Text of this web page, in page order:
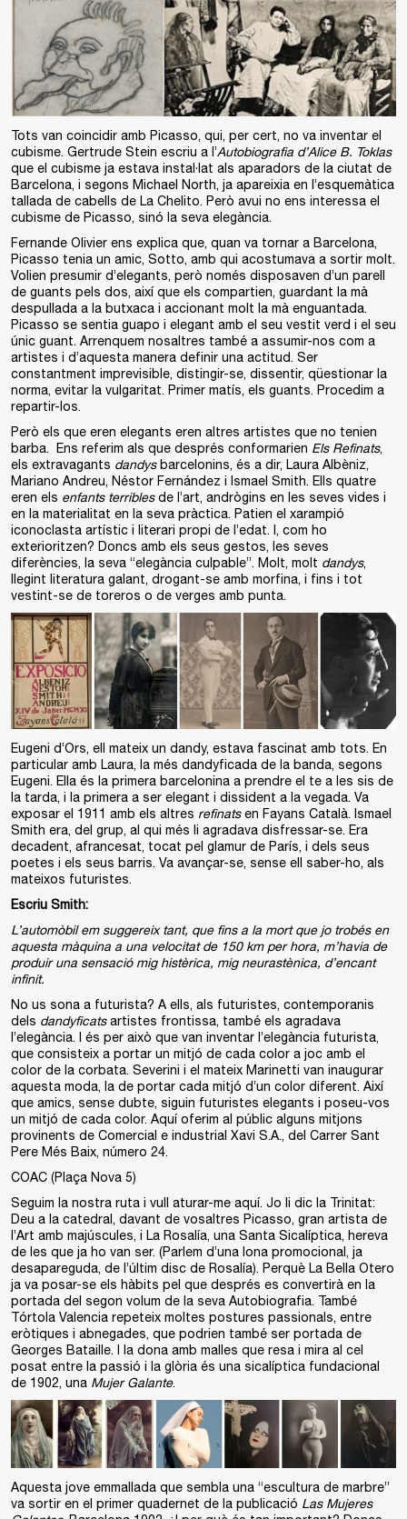
Tots van coincidir amb Picasso, qui, per cert, no va inventar el
cubisme. Gertrude Stein escriu a l’Autobiografia d’Alice B. Toklas
que el cubisme ja estava instal·lat als aparadors de la ciutat de
Barcelona, i segons Michael North, ja apareixia en l’esquemàtica
tallada de cabells de La Chelito. Però avui no ens interessa el
cubisme de Picasso, sinó la seva elegància.
Fernande Olivier ens explica que, quan va tornar a Barcelona,
Picasso tenia un amic, Sotto, amb qui acostumava a sortir molt.
Volien presumir d’elegants, però només disposaven d’un parell
de guants pels dos, així que els compartien, guardant la mà
despullada a la butxaca i accionant molt la mà enguantada.
Picasso se sentia guapo i elegant amb el seu vestit verd i el seu
únic guant. Arrenquem nosaltres també a assumir-nos com a
artistes i d’aquesta manera definir una actitud. Ser
constantment imprevisible, distingir-se, dissentir, qüestionar la
norma, evitar la vulgaritat. Primer matís, els guants. Procedim a
repartir-los.
Però els que eren elegants eren altres artistes que no tenien
barba. Ens referim als que després conformarien Els Refinats,
els extravagants dandysbarcelonins, és a dir, Laura Albèniz,
Mariano Andreu, Néstor Fernández i Ismael Smith. Ells quatre
eren els enfants terriblesde l’art, andrògins en les seves vides i
en la materialitat en la seva pràctica. Patien el xarampió
iconoclasta artístic i literari propi de l’edat. I, com ho
exterioritzen? Doncs amb els seus gestos, les seves
diferències, la seva “elegància culpable”. Molt, molt dandys,
llegint literatura galant, drogant-se amb morfina, i fins i tot
vestint-se de toreros o de verges amb punta.
Eugeni d’Ors, ell mateix un dandy, estava fascinat amb tots. En
particular amb Laura, la més dandyficada de la banda, segons
Eugeni. Ella és la primera barcelonina a prendre el te a les sis de
la tarda, i la primera a ser elegant i dissident a la vegada. Va
exposar el 1911 amb els altres refinatsen Fayans Català. Ismael
Smith era, del grup, al qui més li agradava disfressar-se. Era
decadent, afrancesat, tocat pel glamur de París, i dels seus
poetes i els seus barris. Va avançar-se, sense ell saber-ho, als
mateixos futuristes.
Escriu Smith:
L’automòbil em suggereix tant, que fins a la mort que jo trobés en
aquesta màquina a una velocitat de 150 km per hora, m’havia de
produir una sensació mig histèrica, mig neurastènica, d’encant
infinit.
No us sona a futurista? A ells, als futuristes, contemporanis
dels dandyficatsartistes frontissa, també els agradava
l’elegància. I és per això que van inventar l’elegància futurista,
que consisteix a portar un mitjó de cada color a joc amb el
color de la corbata. Severini i el mateix Marinetti van inaugurar
aquesta moda, la de portar cada mitjó d’un color diferent. Així
que amics, sense dubte, siguin futuristes elegants i poseu-vos
un mitjó de cada color. Aquí oferim al públic alguns mitjons
provinents de Comercial e industrial Xavi S.A., del Carrer Sant
Pere Més Baix, número 24.
COAC (Plaça Nova 5)
Seguim la nostra ruta i vull aturar-me aquí. Jo li dic la Trinitat:
Deu a la catedral, davant de vosaltres Picasso, gran artista de
l’Art amb majúscules, i La Rosalía, una Santa Sicalíptica, hereva
de les que ja ho van ser. (Parlem d’una lona promocional, ja
desapareguda, de l’últim disc de Rosalía). Perquè La Bella Otero
ja va posar-se els hàbits pel que després es convertirà en la
portada del segon volum de la seva Autobiografia. També
Tórtola Valencia repeteix moltes postures passionals, entre
eròtiques i abnegades, que podrien també ser portada de
Georges Bataille. I la dona amb malles que resa i mira al cel
posat entre la passió i la glòria és una sicalíptica fundacional
de 1902, una Mujer Galante.
Aquesta jove emmallada que sembla una “escultura de marbre”
va sortir en el primer quadernet de la publicació Las Mujeres